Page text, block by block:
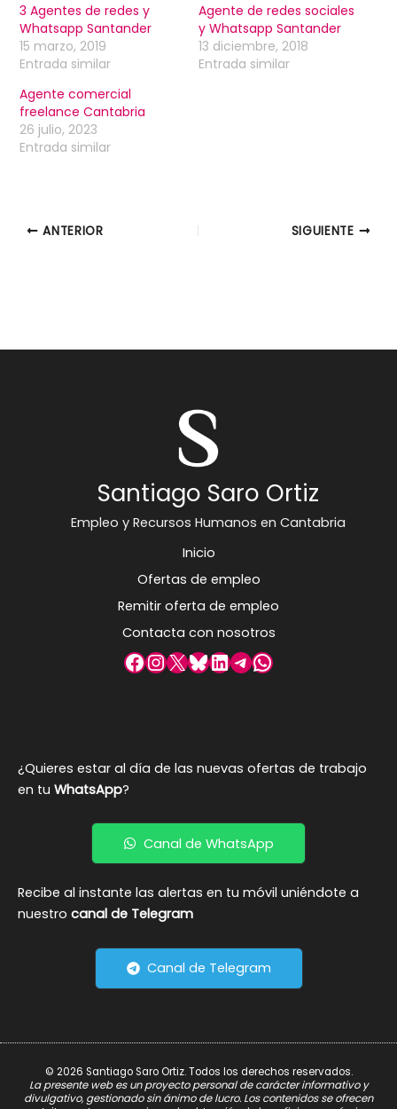
3 Agentes de redes y
Whatsapp Santander
15 marzo, 2019
Entrada similar
Agente de redes sociales
y Whatsapp Santander
13 diciembre, 2018
Entrada similar
Agente comercial
freelance Cantabria
26 julio, 2023
Entrada similar
ANTERIOR SIGUIENTE
Santiago Saro Ortiz
Empleo y Recursos Humanos en Cantabria
Inicio
Ofertas de empleo
Remitir oferta de empleo
Contacta con nosotros
Facebook
Instagram
X Bluesky
LinkedIn
Telegram
WhatsApp
¿Quieres estar al día de las nuevas ofertas de trabajo
en tu WhatsApp?
Canal de WhatsApp
Recibe al instante las alertas en tu móvil uniéndote a
nuestro canal de Telegram
Canal de Telegram
© 2026 Santiago Saro Ortiz. Todos los derechos reservados.
La presente web es un proyecto personal de carácter informativo y
divulgativo, gestionado sin ánimo de lucro. Los contenidos se ofrecen